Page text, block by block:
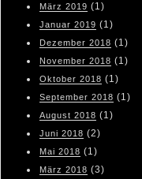
März 2019 (1)
Januar 2019 (1)
Dezember 2018 (1)
November 2018 (1)
Oktober 2018 (1)
September 2018 (1)
August 2018 (1)
Juni 2018 (2)
Mai 2018 (1)
März 2018 (3)